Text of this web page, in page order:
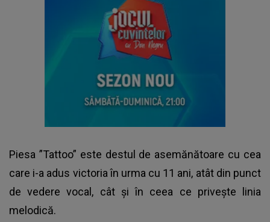
Piesa ”Tattoo” este destul de asemănătoare cu cea
care i-a adus victoria în urma cu 11 ani, atât din punct
de vedere vocal, cât și în ceea ce privește linia
melodică.